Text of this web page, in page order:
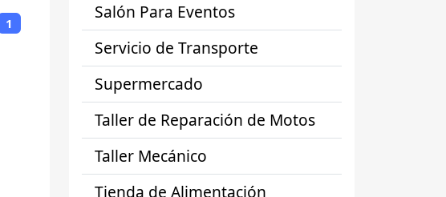
1
Salón Para Eventos
Servicio de Transporte
Supermercado
Taller de Reparación de Motos
Taller Mecánico
Tienda de Alimentación